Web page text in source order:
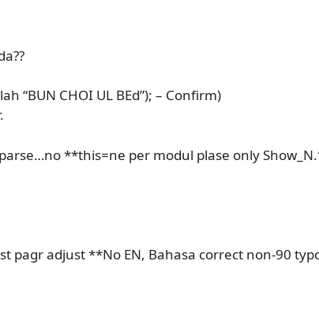
CHOI UL BEd”); – Confirm)
**this=ne per modul plase only
pagr adjust **No EN, Bahasa correct non-90